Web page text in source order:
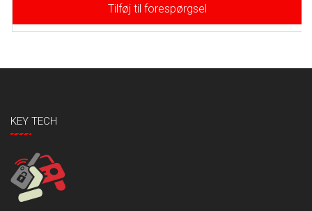
Tilføj til forespørgsel
KEY TECH